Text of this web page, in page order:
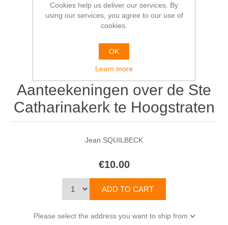
Bouwkundige
Aanteekeningen over de Ste
Catharinakerk te Hoogstraten
Jean SQUILBECK
€10.00
Please select the address you want to ship from
Cookies help us deliver our services. By
using our services, you agree to our use of
cookies.
OK
Learn more